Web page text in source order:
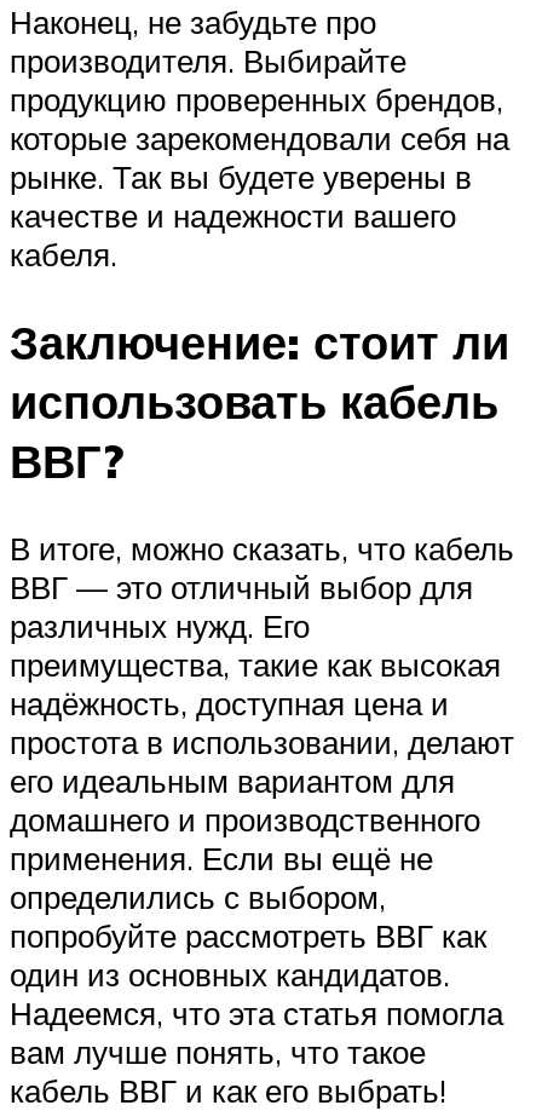
Наконец, не забудьте про
производителя. Выбирайте
продукцию проверенных брендов,
которые зарекомендовали себя на
рынке. Так вы будете уверены в
качестве и надежности вашего
кабеля.
Заключение: стоит ли
использовать кабель
ВВГ?
В итоге, можно сказать, что кабель
ВВГ — это отличный выбор для
различных нужд. Его
преимущества, такие как высокая
надёжность, доступная цена и
простота в использовании, делают
его идеальным вариантом для
домашнего и производственного
применения. Если вы ещё не
определились с выбором,
попробуйте рассмотреть ВВГ как
один из основных кандидатов.
Надеемся, что эта статья помогла
вам лучше понять, что такое
кабель ВВГ и как его выбрать!